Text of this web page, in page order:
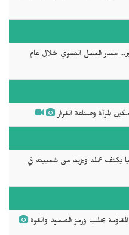
مسار العمل النسوي خلال عام
زنوبيا يكثف عمله ويزيد من شعبيته في
بحلب ورمز الصمود والقوة